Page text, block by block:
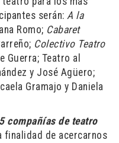
serán:A la
Romo; Cabaret
Colectivo Teatro
Guerra; Teatro al
y José Agüero;
Gramajo y Daniela
compañías de teatro
finalidad de acercarnos